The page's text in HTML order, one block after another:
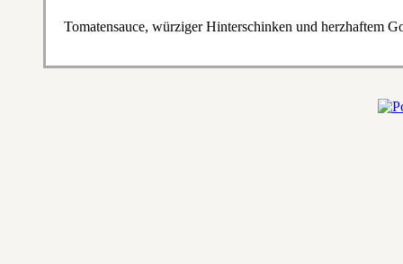
Tomatensauce, würziger Hinterschinken und herzhaftem